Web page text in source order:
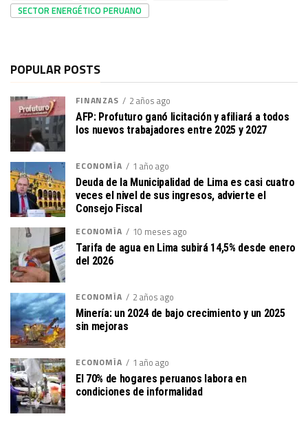
SECTOR ENERGÉTICO PERUANO
POPULAR POSTS
FINANZAS 2 años ago
AFP: Profuturo ganó licitación y afiliará a todos
los nuevos trabajadores entre 2025 y 2027
ECONOMÍA 1 año ago
Deuda de la Municipalidad de Lima es casi cuatro
veces el nivel de sus ingresos, advierte el
Consejo Fiscal
ECONOMÍA
10 meses ago
Tarifa de agua en Lima subirá 14,5% desde enero
del 2026
ECONOMÍA 2 años ago
Minería: un 2024 de bajo crecimiento y un 2025
sin mejoras
ECONOMÍA 1 año ago
El 70% de hogares peruanos labora en
condiciones de informalidad